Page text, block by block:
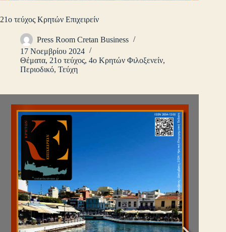
21ο τεύχος Κρητών Επιχειρείν
Press Room Cretan Business
17 Νοεμβρίου 2024
Θέματα, 21ο τεύχος, 4ο Κρητών Φιλοξενείν,
Περιοδικό, Τεύχη